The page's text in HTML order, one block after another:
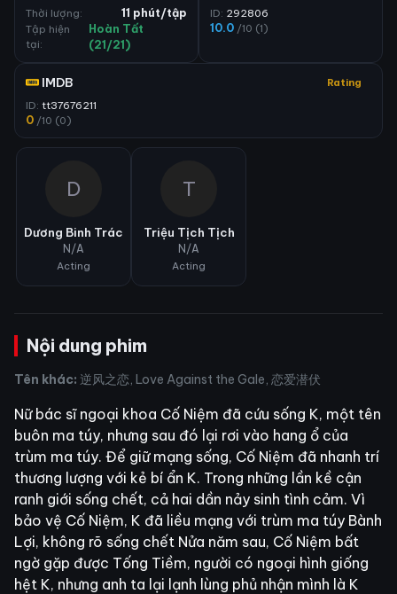
Thời lượng:
11 phút/tập
Tập hiện
tại:
Hoàn Tất
(21/21)
ID: 292806
10.0 /10 (1)
IMDB Rating
ID: tt37676211
0 /10 (0)
D
Dương Binh Trác
N/A
Acting
T
Triệu Tịch Tịch
N/A
Acting
Nội dung phim
Tên khác: 逆风之恋, Love Against the Gale, 恋爱潜伏
Nữ bác sĩ ngoại khoa Cố Niệm đã cứu sống K, một tên
buôn ma túy, nhưng sau đó lại rơi vào hang ổ của
trùm ma túy. Để giữ mạng sống, Cố Niệm đã nhanh trí
thương lượng với kẻ bí ẩn K. Trong những lần kề cận
ranh giới sống chết, cả hai dần nảy sinh tình cảm. Vì
bảo vệ Cố Niệm, K đã liều mạng với trùm ma túy Bành
Lợi, không rõ sống chết Nửa năm sau, Cố Niệm bất
ngờ gặp được Tống Tiềm, người có ngoại hình giống
hệt K, nhưng anh ta lại lạnh lùng phủ nhận mình là K